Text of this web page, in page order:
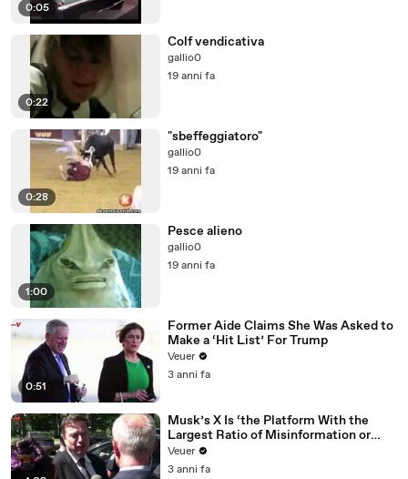
0:05
0:22
Colf vendicativa
gallio0
19 anni fa
0:28
"sbeffeggiatoro"
gallio0
19 anni fa
1:00
Pesce alieno
gallio0
19 anni fa
0:51
Former Aide Claims She Was Asked to
Make a ‘Hit List’ For Trump
Veuer
3 anni fa
Musk’s X Is ‘the Platform With the
Largest Ratio of Misinformation or
Disinformation’ Amongst All Social
Media Platforms
Veuer
3 anni fa